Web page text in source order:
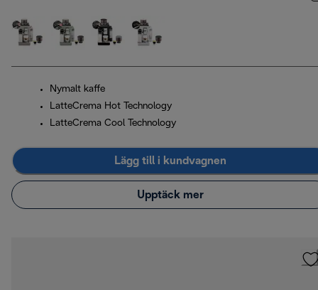
Nymalt kaffe
LatteCrema Hot Technology
LatteCrema Cool Technology
Lägg till i kundvagnen
Upptäck mer